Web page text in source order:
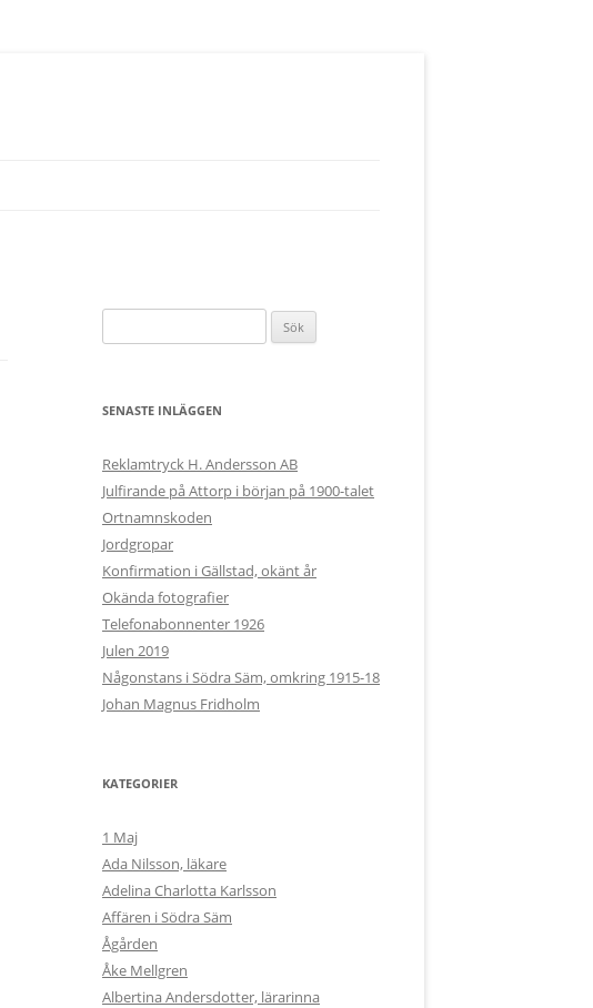
ö
e
t
e
r
:
SENASTE INLÄGGEN
Reklamtryck H. Andersson AB
Julfirande på Attorp i början på 1900-talet
Ortnamnskoden
Jordgropar
Konfirmation i Gällstad, okänt år
Okända fotografier
Telefonabonnenter 1926
Julen 2019
Någonstans i Södra Säm, omkring 1915-18
Johan Magnus Fridholm
KATEGORIER
1 Maj
Ada Nilsson, läkare
Adelina Charlotta Karlsson
Affären i Södra Säm
Ågården
Åke Mellgren
Albertina Andersdotter, lärarinna